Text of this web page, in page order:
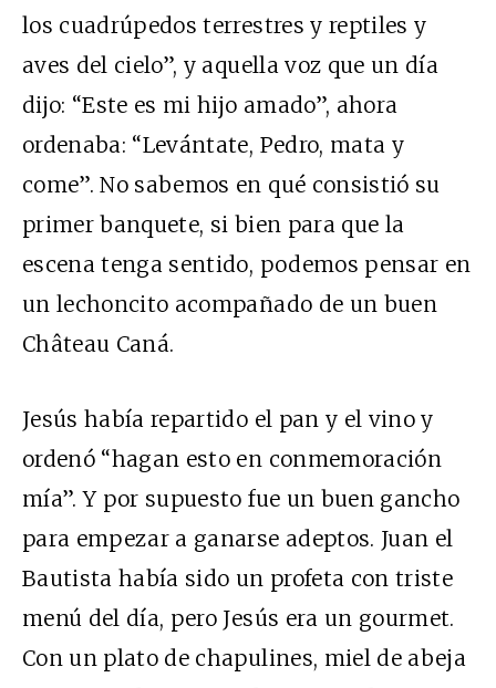
los cuadrúpedos terrestres y reptiles y
aves del cielo”, y aquella voz que un día
dijo: “Este es mi hijo amado”, ahora
ordenaba: “Levántate, Pedro, mata y
come”. No sabemos en qué consistió su
primer banquete, si bien para que la
escena tenga sentido, podemos pensar en
un lechoncito acompañado de un buen
Château Caná.
Jesús había repartido el pan y el vino y
ordenó “hagan esto en conmemoración
mía”. Y por supuesto fue un buen gancho
para empezar a ganarse adeptos. Juan el
Bautista había sido un profeta con triste
menú del día, pero Jesús era un gourmet.
Con un plato de chapulines, miel de abeja